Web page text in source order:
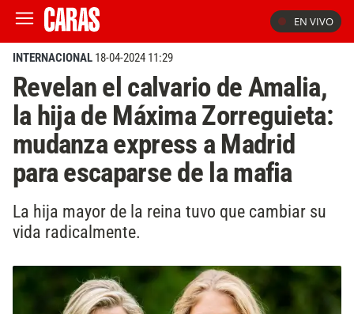
EN VIVO
INTERNACIONAL 18-04-2024 11:29
Revelan el calvario de Amalia,
la hija de Máxima Zorreguieta:
mudanza express a Madrid
para escaparse de la mafia
La hija mayor de la reina tuvo que cambiar su
vida radicalmente.